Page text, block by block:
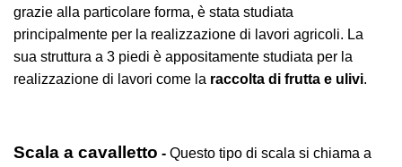
grazie alla particolare forma, è stata studiata
principalmente per la realizzazione di lavori agricoli. La
sua struttura a 3 piedi è appositamente studiata per la
realizzazione di lavori come la raccolta di frutta e ulivi.
Scala a cavalletto - Questo tipo di scala si chiama a